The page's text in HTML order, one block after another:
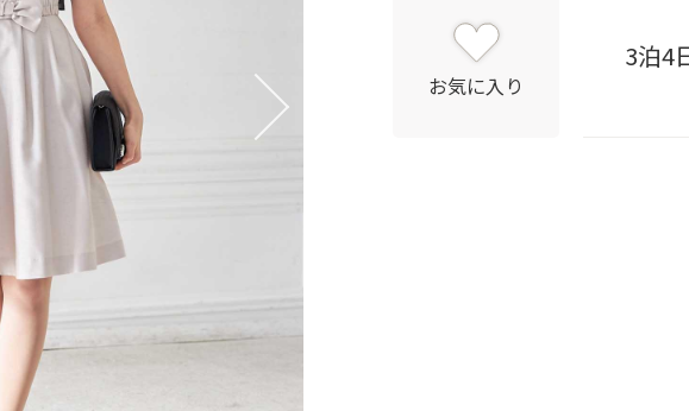
お気に入り
3泊4